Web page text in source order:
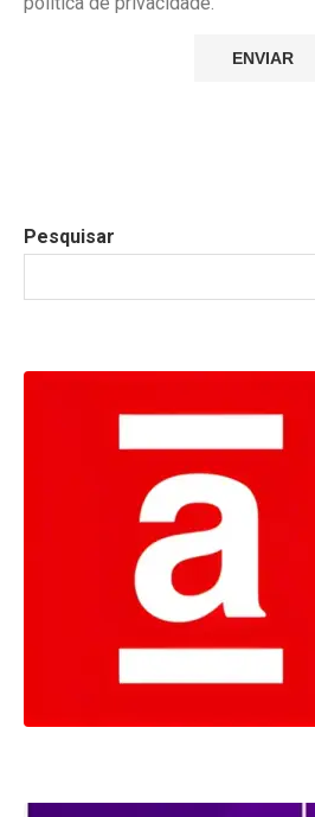
Pesquisar